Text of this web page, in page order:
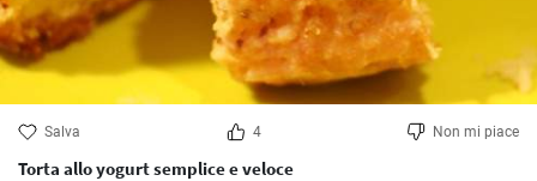
Salva 4 Non mi piace
Torta allo yogurt semplice e veloce